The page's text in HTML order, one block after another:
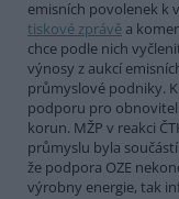
emisních povolenek k
tiskové zprávě a
chce podle nich
výnosy z aukcí
průmyslové podniky.
podporu pro
korun. MŽP v reakci
průmyslu byla
že podpora OZE
výrobny energie, tak